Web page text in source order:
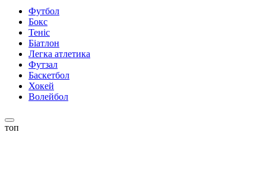
Футбол
Бокс
Теніс
Біатлон
Легка атлетика
Футзал
Баскетбол
Хокей
Волейбол
топ